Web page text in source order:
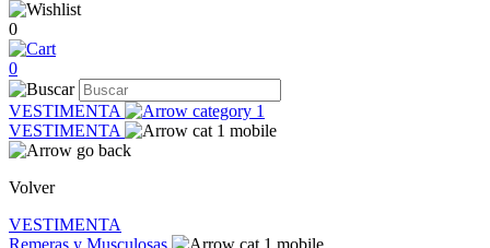
0
0
VESTIMENTA
VESTIMENTA
Volver
VESTIMENTA
Remeras y Musculosas